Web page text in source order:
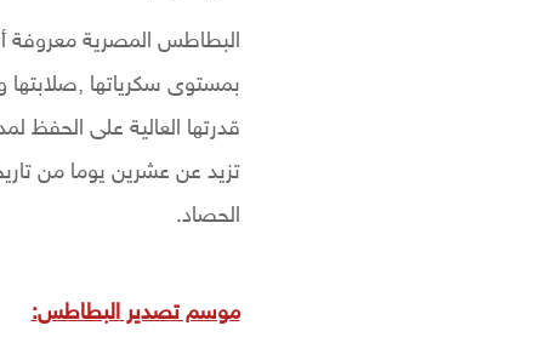
البطاطس المصرية معروفة
بمستوى سكرياتها ,صلابتها
قدرتها العالية على الحفظ
تزيد عن عشرين يوما من
الحصاد.
موسم تصديرالبطاطس: